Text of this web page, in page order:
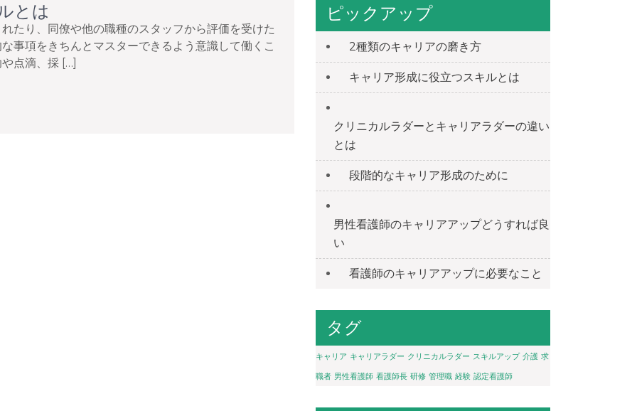
とは
たり、同僚や他の職種のスタッフから評価を受けた
事項をきちんとマスターできるよう意識して働くこ
点滴、採 […]
ピックアップ
2種類のキャリアの磨き方
キャリア形成に役立つスキルとは
クリニカルラダーとキャリアラダーの違い
とは
段階的なキャリア形成のために
男性看護師のキャリアアップどうすれば良
い
看護師のキャリアアップに必要なこと
タグ
キャリア キャリアラダー クリニカルラダー スキルアップ 介護 求
職者 男性看護師 看護師長 研修 管理職 経験 認定看護師